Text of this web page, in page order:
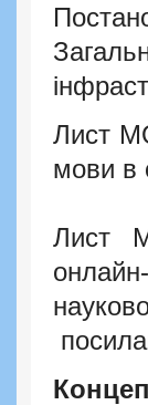
Лист
мови в
Лист